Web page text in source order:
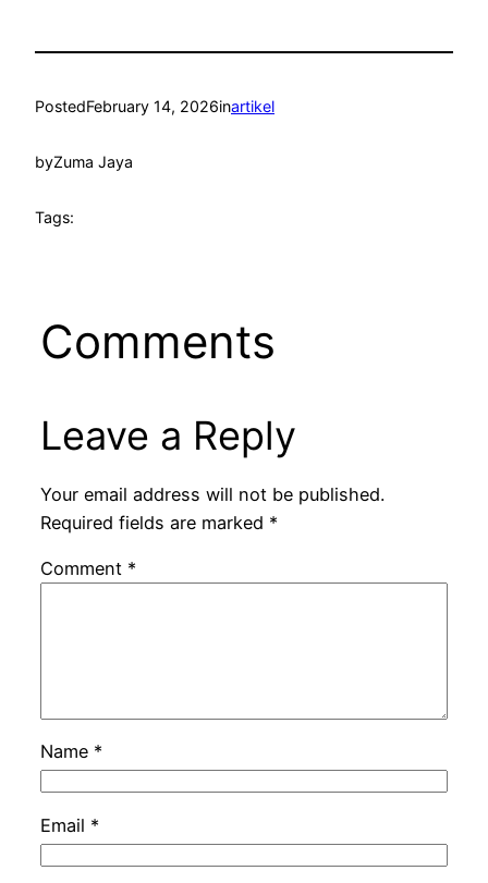
PostedFebruary 14, 2026inartikel
byZuma Jaya
Tags:
Comments
Leave a Reply
Your email address will not be published.
Required fields are marked *
Comment *
Name *
Email *